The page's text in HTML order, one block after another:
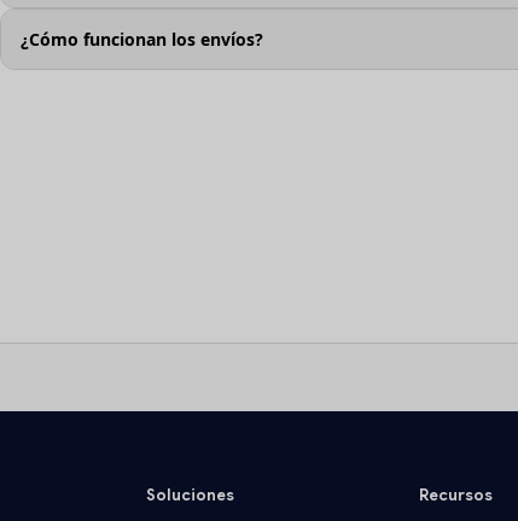
¿Cómo funcionan los envíos?
Soluciones Recursos